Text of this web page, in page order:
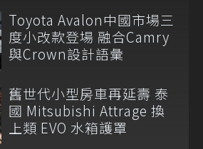
Toyota Avalon中國市場三
度小改款登場 融合Camry
與Crown設計語彙
舊世代小型房車再延壽 泰
國 Mitsubishi Attrage 換
上類 EVO 水箱護罩